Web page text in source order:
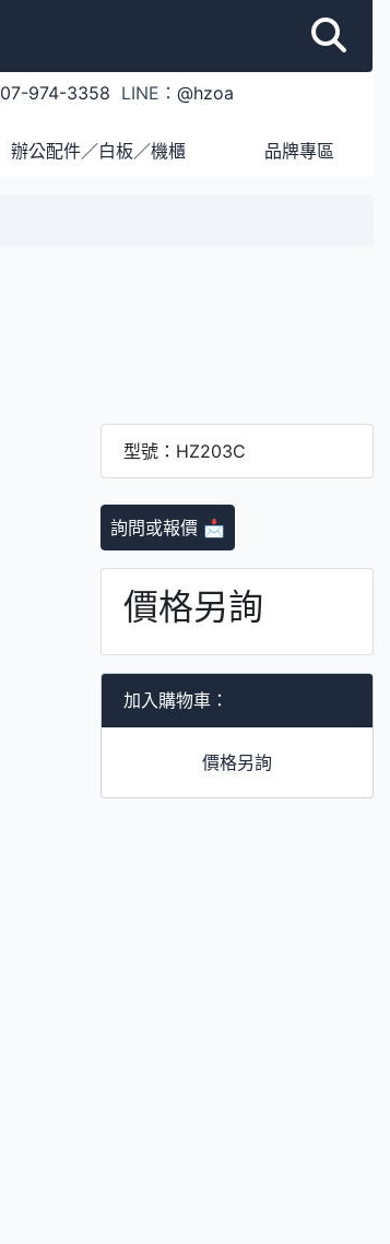
07-974-3358 LINE：@hzoa
辦公配件／白板／機櫃 品牌專區
型號：HZ203C
詢問或報價 📩
價格另詢
加入購物車：
價格另詢